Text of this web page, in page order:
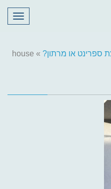
ספרינט או מרתון? »
house